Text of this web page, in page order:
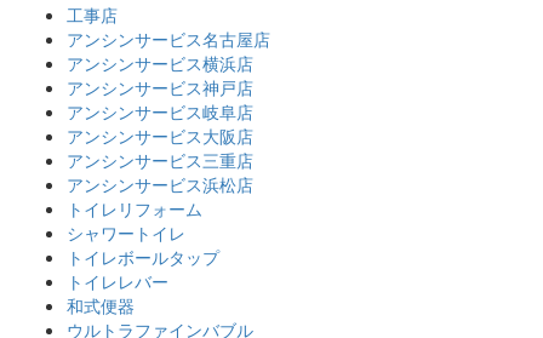
工事店
アンシンサービス名古屋店
アンシンサービス横浜店
アンシンサービス神戸店
アンシンサービス岐阜店
アンシンサービス大阪店
アンシンサービス三重店
アンシンサービス浜松店
トイレリフォーム
シャワートイレ
トイレボールタップ
トイレレバー
和式便器
ウルトラファインバブル